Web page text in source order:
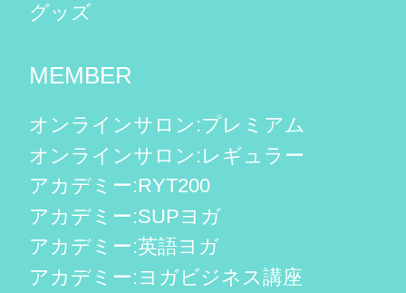
グッズ
MEMBER
オンラインサロン:プレミアム
オンラインサロン:レギュラー
アカデミー:RYT200
アカデミー:SUPヨガ
アカデミー:英語ヨガ
アカデミー:ヨガビジネス講座